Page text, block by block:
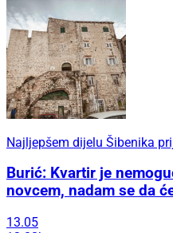
Najljepšem dijelu Šibenika
Burić: Kvartir je
novcem, nadam se da
13.05